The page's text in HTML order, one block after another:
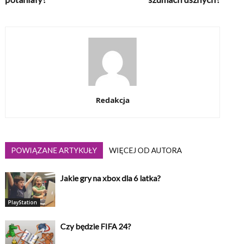
Redakcja
POWIĄZANE ARTYKUŁY WIĘCEJ OD AUTORA
PlayStation
Jakie gry na xbox dla 6 latka?
Czy będzie FIFA 24?